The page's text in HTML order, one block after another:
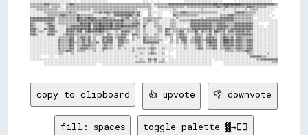
▒▒▒▒▒▒▒▒▒▒▓▓▓▓▒▒▒▒▒▒▒▒░░░░▒▒▓▓▓▓▒▒▒▒▒▒▒▒▒▒▒▒▒▒▒▒▒▒▒▒▒▒▒▒▒▒▒▒▒▒▒▒▒▒▒▒▒▒▒▒▒▒▒▒▒▒▒▒▒▒▒▒▒▒▒▒░░▒▒▒▒▒▒▒▒▒▒▓▓▓▓▓▓▓▓▓▓▓▓▓▓▓▓▓▓▓▓▓▓▓▓▓▓▓▓▓▓▓▓▓▓██▓▓▓▓██████████████▓▓▓▓▓▓▓▓▓▓▓▓▓▓▓▓▓▓▓▓▓▓▓▓▒▒
▒▒▒▒▒▒▒▒▒▒▒▒▒▒░░▒▒▒▒▒▒░░  ▒▒▒▒▒▒▒▒▒▒▒▒▒▒▒▒▒▒▒▒▒▒▒▒▒▒▒▒▒▒▒▒▒▒▒▒▒▒▒▒▒▒▒▒▒▒▒▒▒▒▒▒▒▒▒▒▒▒▒▒▒▒░░░░▒▒▒▒▒▒▒▒▒▒▒▒▒▒▒▒▒▒▒▒░░▒▒▒▒▒▒▒▒▒▒▒▒▒▒▒▒▒▒▒▒▒▒▓▓▒▒▒▒▓▓▒▒▒▒▒▒▒▒▒▒▒▒▒▒▓▓▓▓▒▒▒▒▒▒▒▒▒▒░░░░░░░░
░░░░░░░░░░▒▒▒▒▒▒▒▒▒▒▒▒▒▒▒▒▒▒▓▓▒▒▒▒░░░░░░░░░░░░▒▒▒▒▓▓▒▒▓▓▓▓▒▒▓▓▓▓▓▓▓▓▓▓▓▓▓▓▓▓▒▒▓▓░░    ▒▒░░░░░░░░      ░░▒▒▒▒▒▒▓▓▓▓▒▒▒▒▒▒▒▒▒▒▒▒▒▒▒▒▒▒▒▒▒▒░░░░░░░░░░░░▒▒▓▓▓▓▓▓▒▒▒▒▒▒▒▒░░░░░░░░░░░░
░░░░░░░░░░░░▒▒▒▒▒▒▒▒▒▒▓▓▓▓▒▒▒▒▒▒▒▒▓▓▒▒▒▒▒▒▒▒▒▒░░░░░░░░░░▒▒░░▒▒▓▓▓▓▓▓▓▓▓▓██▒▒▒▒▓▓░░    ▒▒░░  ░░░░        ▓▓▒▒▒▒▒▒▒▒▒▒▒▒▒▒▒▒░░░░░░░░░░░░░░░░▒▒▒▒▒▒▓▓▓▓▒▒▒▒▒▒▒▒▒▒▒▒▒▒░░░░░░░░░░░░  ░░
▓▓▓▓▓▓▓▓▓▓▓▓▓▓▓▓▓▓░░▒▒▒▒▒▒▒▒▒▒▒▒▒▒██▓▓▒▒▓▓██▓▓▓▓▒▒▒▒▓▓▓▓▒▒▒▒▒▒░░░░▒▒▒▒▓▓░░▒▒▒▒░░░░▒▒▒▒▒▒▒▒▒▒▒▒▒▒░░░░░░░░░░▒▒░░░░░░░░░░░░░░░░▒▒░░▒▒▒▒▒▒▒▒▒▒▓▓▓▓▓▓▓▓▓▓▒▒▒▒▒▒▒▒▒▒▒▒▒▒    ░░░░░░░░░░
▓▓▓▓▓▓▓▓▓▓▓▓▓▓▓▓▓▓░░▒▒▒▒▒▒▒▒▒▒▒▒▒▒██▓▓▓▓▓▓▓▓██▓▓▓▓▓▓▓▓▓▓▓▓▓▓▓▓▓▓▓▓██▒▒▒▒▒▒▒▒▓▓▒▒░░▒▒▒▒▓▓▒▒▒▒▒▒░░░░░░░░▒▒▒▒░░▒▒▒▒▒▒▒▒▓▓▓▓▓▓▓▓▓▓▓▓▓▓▓▓▓▓▓▓▓▓▓▓▓▓▓▓▓▓▓▓▒▒▒▒▒▒▒▒▒▒▒▒▒▒░░░░░░░░░░░░░░░░░░
▓▓▒▒░░░░░░▒▒▓▓▓▓▒▒░░▒▒▒▒▒▒▒▒▒▒▒▒▒▒▒▒██▓▓▓▓██▒▒▓▓▓▓██▓▓▓▓▓▓██▒▒▓▓▓▓▓▓▒▒▒▒▒▒▓▓▓▓▓▓░░▒▒▒▒░░░░▒▒▒▒░░░░░░░░▒▒▒▒░░░░░░░░░░▓▓▓▓▓▓▓▓▓▓▓▓▓▓▓▓▒▒▒▒▓▓▓▓▓▓▒▒▒▒▒▒▓▓▓▓▓▓▓▓▓▓▓▓▓▓░░░░        ░░░░░░
▓▓▒▒░░░░░░░░▒▒▓▓▓▓░░░░░░░░▒▒▒▒▓▓▓▓▓▓▓▓▓▓▓▓██░░▓▓▓▓████▓▓▓▓██▒▒▓▓▓▓██▓▓▓▓▓▓▓▓▓▓▒▒░░▓▓░░░░░░▒▒▒▒▒▒░░░░░░▒▒▒▒░░░░░░  ░░▓▓▓▓▓▓▓▓▓▓▓▓▓▓▓▓▒▒▒▒▓▓▓▓▓▓▓▓▒▒▒▒▓▓▓▓▓▓▓▓▓▓▓▓▓▓░░░░░░░░  ░░░░░░░░
▓▓▓▓▒▒░░░░▓▓▒▒▓▓▓▓░░░░░░░░▓▓▓▓▓▓▓▓▓▓██▓▓▓▓██▒▒▓▓██████▓▓▓▓▓▓▓▓▓▓▓▓▒▒▒▒▒▒▒▒▒▒▒▒▒▒░░▒▒░░░░░░░░▒▒▒▒░░▓▓▓▓▒▒▒▒▒▒▒▒▒▒▒▒▒▒▒▒▓▓▓▓▓▓▓▓▓▓▓▓▓▓▒▒▒▒▓▓▓▓▓▓▒▒▒▒▓▓▓▓▓▓▓▓▓▓▓▓▓▓▓▓░░░░░░░░░░░░░░░░░░
▓▓▓▓░░▒▒▒▒░░▒▒▓▓▓▓▒▒░░░░░░▓▓▓▓▓▓▒▒▓▓██░░▓▓██▓▓▓▓▓▓██▓▓▒▒▒▒░░░░▒▒░░▓▓▓▓▓▓▒▒░░▒▒▒▒░░▒▒░░░░░░░░▒▒▒▒░░▓▓▒▒░░▒▒▒▒▓▓▓▓░░▒▒▒▒▒▒██░░▓▓▒▒▒▒▓▓░░██▓▓▒▒▓▓░░▓▓▓▓▒▒▓▓▓▓▓▓▒▒▓▓▒▒░░░░░░░░░░░░░░░░░░
▓▓▓▓▒▒░░░░░░▓▓▓▓▓▓░░░░░░▒▒▓▓▓▓▓▓▒▒▒▒▒▒▒▒▒▒▒▒░░▒▒▒▒▒▒▒▒░░▓▓▒▒░░▒▒▒▒▓▓▓▓▒▒░░▓▓▓▓▒▒░░▒▒▒▒░░░░▒▒▒▒░░░░▓▓▓▓▒▒░░▒▒▓▓▓▓▒▒░░░░░░▓▓▒▒▒▒░░▒▒▓▓░░▒▒░░▒▒▓▓▒▒▒▒▒▒▒▒▓▓▓▓▓▓▓▓▓▓▓▓░░░░░░░░░░░░░░░░░░
░░░░░░░░░░░░░░░░░░░░▒▒▒▒▒▒▒▒▓▓▓▓░░▒▒▓▓▓▓▒▒▓▓░░▒▒░░░░▓▓▓▓▓▓▓▓░░▒▒▓▓▓▓▓▓░░  ▒▒░░▒▒░░▓▓▒▒▒▒▒▒▒▒▒▒░░░░░░░░▒▒  ▒▒▓▓▓▓▓▓░░░░▒▒▓▓▓▓▒▒░░▓▓▓▓▓▓▒▒░░▒▒██▓▓▒▒▓▓░░▓▓▓▓▒▒▒▒▒▒▒▒░░░░░░░░░░░░░░░░░░
░░░░░░░░░░░░░░░░░░░░▓▓▒▒▒▒▒▒██▓▓░░▒▒▒▒▓▓▒▒▓▓░░▒▒░░░░▓▓▒▒▓▓▓▓░░░░▓▓▓▓▒▒▒▒░░▒▒░░░░░░▓▓▒▒▒▒▒▒▒▒▒▒▒▒░░░░  ▒▒░░▒▒░░▓▓▓▓░░▒▒▒▒▓▓▓▓▒▒▒▒▓▓▓▓▓▓▓▓░░▒▒████▓▓▓▓▒▒▓▓▓▓▒▒▒▒▓▓▓▓░░░░░░░░░░░░░░░░░░
░░░░░░░░░░░░░░░░░░░░▓▓▒▒▒▒▒▒██▓▓▒▒▒▒▒▒▓▓▒▒▓▓▒▒▒▒▓▓░░▓▓▓▓▓▓▓▓░░░░▓▓▓▓▒▒▒▒░░░░░░░░░░▓▓▓▓▓▓▓▓▓▓▓▓░░░░  ░░▒▒░░▒▒░░▒▒▓▓░░▒▒▒▒▓▓▓▓▒▒░░▓▓██▓▓▓▓░░▒▒████▓▓▓▓▒▒▓▓▓▓▒▒▒▒▓▓▓▓░░░░░░░░░░░░░░░░░░
░░░░░░░░░░░░░░░░░░░░▓▓▒▒▒▒▒▒██▓▓░░▒▒▒▒▓▓▓▓▓▓▒▒▒▒░░░░▒▒▓▓▒▒▒▒░░░░▓▓▒▒░░░░░░░░░░░░░░░░░░░░▒▒░░░░░░░░░░░░░░  ░░░░░░▒▒░░░░░░▒▒▓▓▒▒░░▒▒▓▓▓▓▓▓░░▒▒▓▓▓▓▓▓▓▓▒▒▓▓▓▓▒▒▒▒▓▓▓▓░░░░░░░░░░░░░░░░░░
░░░░░░░░░░░░░░░░░░░░▓▓▒▒▒▒▒▒▓▓▓▓░░▒▒▓▓▓▓▓▓▒▒▒▒▒▒░░░░▓▓▓▓▒▒▒▒░░░░▒▒░░▒▒░░░░▒▒░░▒▒▒▒▒▒░░▒▒▓▓▒▒░░░░▒▒░░░░░░░░░░░░░░▒▒░░░░░░▒▒▓▓▓▓░░▒▒▒▒▓▓▓▓░░▒▒▒▒▓▓▓▓▒▒▒▒▓▓▓▓▒▒▒▒▓▓▓▓░░░░░░░░░░░░░░░░░░
░░░░░░░░░░░░░░░░░░░░▒▒▒▒▒▒▓▓▓▓▒▒░░▒▒▒▒▒▒░░░░░░▒▒░░░░▒▒░░░░░░░░░░░░░░░░░░░░▒▒░░░░░░░░░░░░▒▒░░░░░░░░  ░░░░  ░░░░░░░░░░░░░░░░░░░░░░░░░░░░░░░░░░░░▒▒▒▒▒▒░░▒▒▒▒▒▒▓▓▓▓▒▒░░░░░░░░░░░░░░░░░░
░░░░░░░░░░░░░░░░░░░░▒▒▒▒░░░░░░▒▒░░░░░░░░░░░░░░░░░░░░░░░░░░░░░░░░░░░░░░░░░░░░░░░░▒▒░░░░▒▒▓▓▒▒░░░░▒▒  ░░    ░░░░░░░░░░░░░░░░░░░░░░░░░░░░░░░░░░░░░░░░░░░░░░░░░░░░▒▒▒▒░░░░░░░░░░▒▒░░░░░░
░░░░░░░░      ░░░░  ░░░░░░░░░░░░░░░░░░░░░░░░░░░░░░░░░░░░░░░░░░░░░░░░░░░░░░░░▒▒░░░░░░░░░░░░░░░░░░░░░░░░░░  ░░░░░░░░░░░░░░░░░░░░░░░░░░░░░░░░░░░░░░░░░░░░░░░░░░░░░░▓▓▓▓▓▓▓▓▒▒▒▒░░░░░░░░
░░░░░░░░░░░░░░░░░░░░░░░░░░░░░░░░░░░░░░░░░░░░░░░░░░░░░░░░░░░░░░░░░░░░░░░░░░░░░░░░▒▒░░░░▓▓▒▒▓▓░░░░▒▒  ░░░░░░░░░░░░░░░░░░░░░░░░░░░░░░░░  ░░░░░░░░░░░░░░░░░░░░░░░░░░░░░░▒▒▒▒▓▓▓▓▓▓▓▓▓▓▓▓
copy to clipboard 👍 upvote 👎 downvote
fill: spaces toggle palette ▓→✊🏽